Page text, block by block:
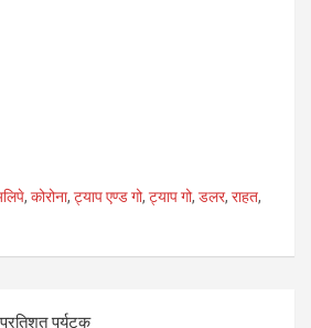
, कोरोना, ट्याप एण्ड गो, ट्याप गो, डलर, राहत,
पर्यटक